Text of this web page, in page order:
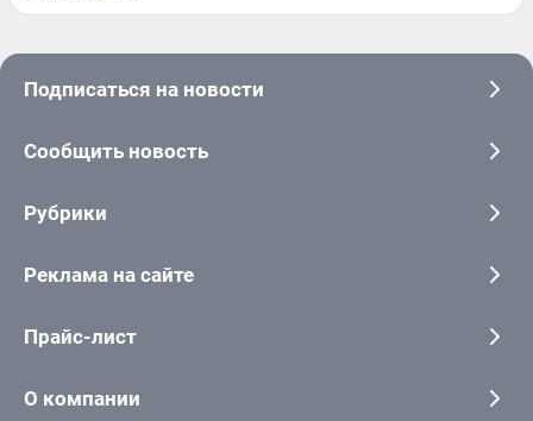
Подписаться на новости
Сообщить новость
Рубрики
Реклама на сайте
Прайс-лист
О компании